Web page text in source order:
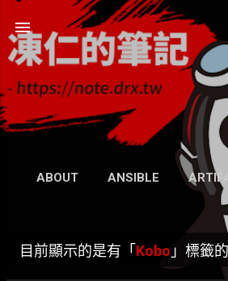
跳到主要內容
凍仁的筆
- https://
網頁
ABOUT ANSIBLE
GRAVATAR
目前顯示的是有「Kobo 」標籤